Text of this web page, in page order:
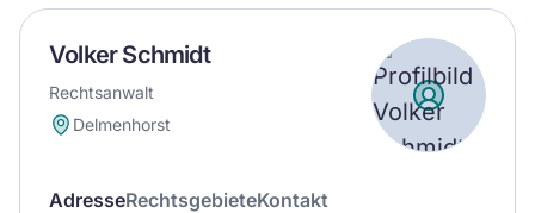
Volker Schmidt
Rechtsanwalt
Delmenhorst
AdresseRechtsgebieteKontakt